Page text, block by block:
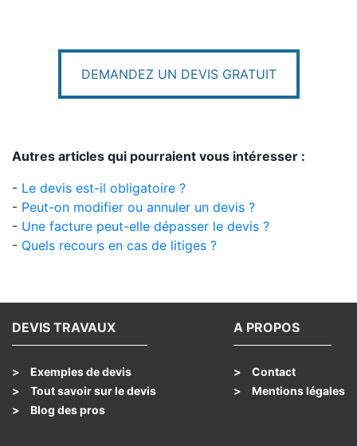
DEMANDEZ UN DEVIS GRATUIT
Autres articles qui pourraient vous intéresser :
- Le devis est-il obligatoire ?
- Peut-on modifier ou annuler un devis ?
- Une facture peut-elle dépasser le devis ?
- Quels recours en cas de litiges ?
DEVIS TRAVAUX
Exemples de devis
Tout savoir sur le devis
Blog des pros
A PROPOS
Contact
Mentions légales